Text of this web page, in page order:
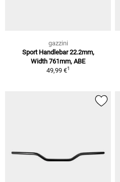
gazzini
Sport Handlebar 22.2mm,
Width 761mm, ABE
49,99 €1